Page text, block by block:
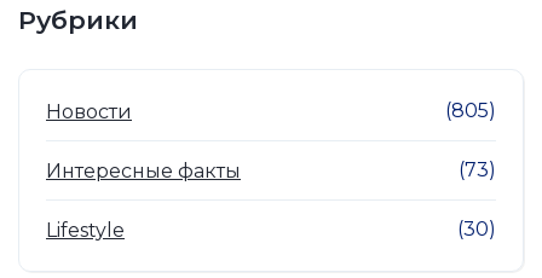
Рубрики
Новости (805)
Интересные факты (73)
Lifestyle (30)